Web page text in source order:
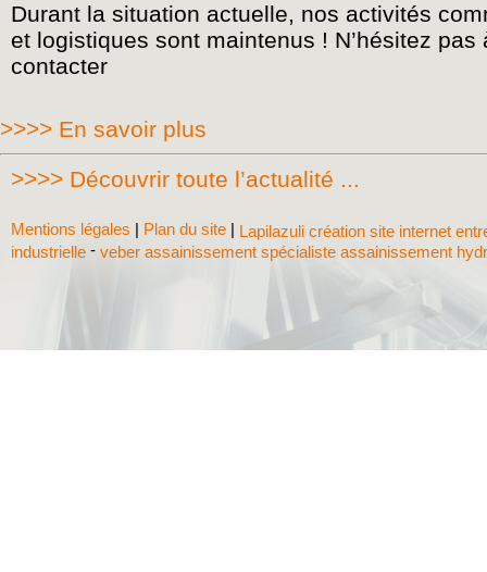
Durant la situation actuelle, nos activités
et logistiques sont maintenus ! N’hésitez pas
contacter
>>>> En savoir plus
>>>> Découvrir toute l’actualité ...
Mentions légales | Plan du site | Lapilazuli création site internet
industrielle - veber assainissement spécialiste assainissement